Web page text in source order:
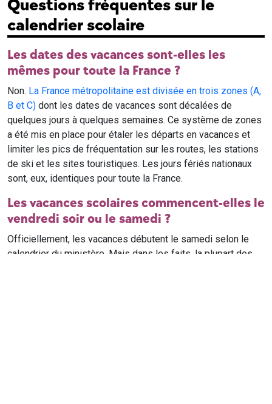
Questions fréquentes sur le
calendrier scolaire
Les dates des vacances sont-elles les
mêmes pour toute la France ?
Non. La France métropolitaine est divisée en trois zones (A,
B et C) dont les dates de vacances sont décalées de
quelques jours à quelques semaines. Ce système de zones
a été mis en place pour étaler les départs en vacances et
limiter les pics de fréquentation sur les routes, les stations
de ski et les sites touristiques. Les jours fériés nationaux
sont, eux, identiques pour toute la France.
Les vacances scolaires commencent-elles le
vendredi soir ou le samedi ?
Officiellement, les vacances débutent le samedi selon le
calendrier du ministère. Mais dans les faits, la plupart des